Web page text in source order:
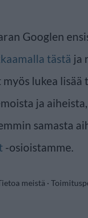
Googlen
tästä ja
lukea
ja
samasta
-osioistamme.
meistä ·